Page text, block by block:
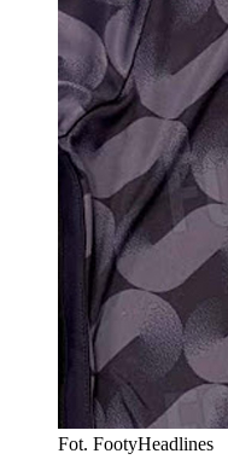
Fot. FootyHeadlines